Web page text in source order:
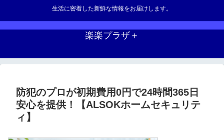
生活に密着した新鮮な情報をお届けします。
楽楽プラザ＋
防犯のプロが初期費用0円で24時間365日
安心を提供！【ALSOKホームセキュリテ
ィ】